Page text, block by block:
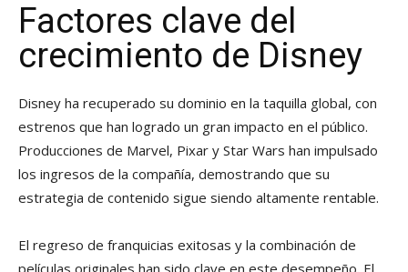
Factores clave del
crecimiento de Disney
Disney ha recuperado su dominio en la taquilla global, con
estrenos que han logrado un gran impacto en el público.
Producciones de Marvel, Pixar y Star Wars han impulsado
los ingresos de la compañía, demostrando que su
estrategia de contenido sigue siendo altamente rentable.
El regreso de franquicias exitosas y la combinación de